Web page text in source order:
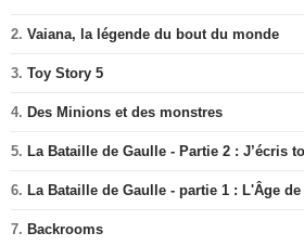
2. Vaiana, la légende du bout du monde
3. Toy Story 5
4. Des Minions et des monstres
5. La Bataille de Gaulle - Partie 2 : J’écris
6. La Bataille de Gaulle - partie 1 : L'Âge de
7. Backrooms